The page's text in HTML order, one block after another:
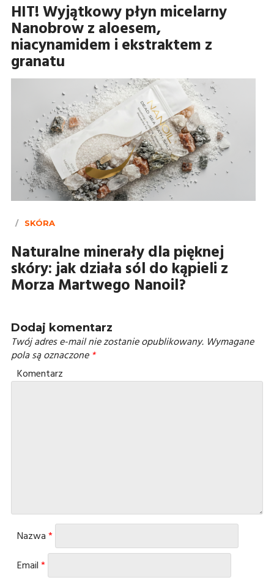
HIT! Wyjątkowy płyn micelarny
Nanobrow z aloesem,
niacynamidem i ekstraktem z
granatu
SKÓRA
Naturalne minerały dla pięknej
skóry: jak działa sól do kąpieli z
Morza Martwego Nanoil?
Dodaj komentarz
Twój adres e-mail nie zostanie opublikowany.Wymagane
pola są oznaczone*
Komentarz
Nazwa*
Email*